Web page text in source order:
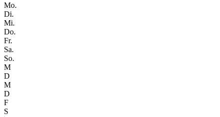
Mo.
Di.
Mi.
Do.
Fr.
Sa.
So.
M
D
M
D
F
S